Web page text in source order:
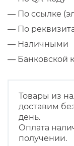
— По ссылке
— По
— Наличными
— Банковской
Товары из
доставим
день.
Оплата
получении.